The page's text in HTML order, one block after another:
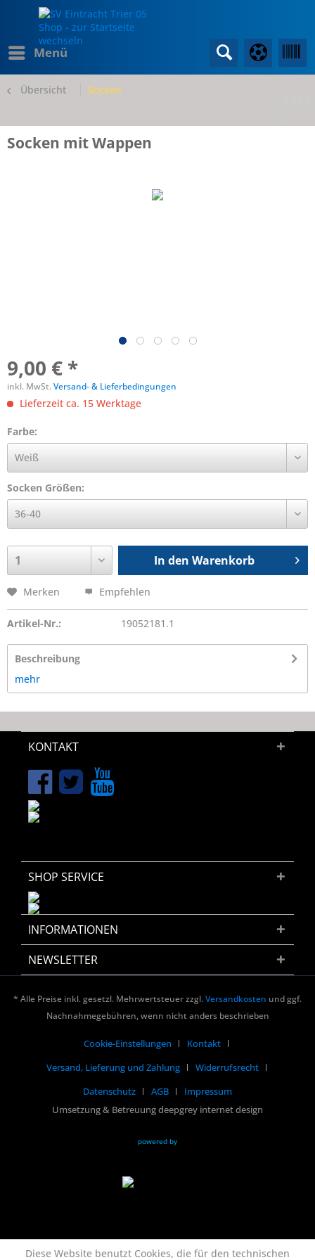
Menü
Übersicht Socken
Socken mit Wappen
9,00 € *
inkl. MwSt.Versand- & Lieferbedingungen
Lieferzeit ca. 15 Werktage
Farbe:
Socken Größen:
In den Warenkorb
Merken Empfehlen
Artikel-Nr.: 19052181.1
Beschreibung
mehr
KONTAKT
SHOP SERVICE
INFORMATIONEN
NEWSLETTER
* Alle Preise inkl. gesetzl. Mehrwertsteuer zzgl.Versandkosten und ggf.
Nachnahmegebühren, wenn nicht anders beschrieben
Cookie-Einstellungen
Kontakt
Versand, Lieferung und Zahlung
Widerrufsrecht
Datenschutz
AGB
Impressum
Umsetzung & Betreuung deepgrey internet design
powered by
Diese Website benutzt Cookies, die für den technischen